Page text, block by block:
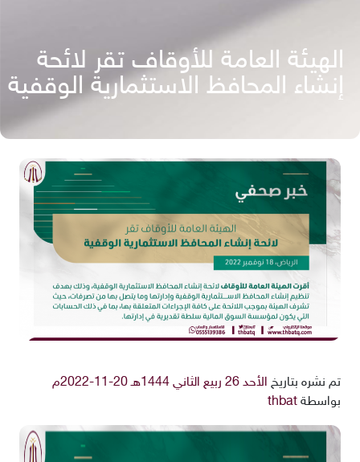
الهيئة العامة للأوقاف تقر لائحة
إنشاء المحافظ الاستثمارية الوقفية
تم نشره بتاريخ الأحد 26 ربيع الثاني 1444هـ 20-11-2022م
بواسطة thbat